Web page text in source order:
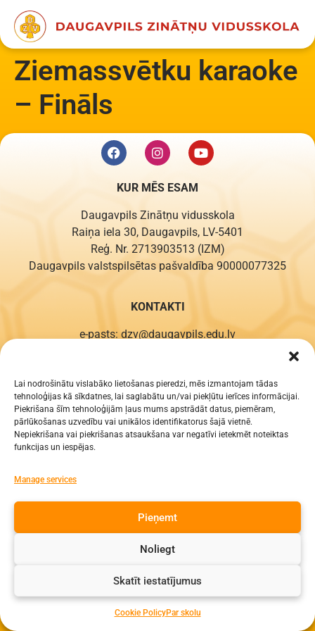
Lai nodrošinātu vislabāko lietošanas pieredzi, mēs izmantojam tādas
tehnoloģijas kā sīkdatnes, lai saglabātu un/vai piekļūtu ierīces informācijai.
Piekrišana šīm tehnoloģijām ļaus mums apstrādāt datus, piemēram,
pārlūkošanas uzvedību vai unikālos identifikatorus šajā vietnē.
Nepiekrišana vai piekrišanas atsaukšana var negatīvi ietekmēt noteiktas
funkcijas un iespējas.
Manage services
Pieņemt
Noliegt
Skatīt iestatījumus
Cookie PolicyPar skolu
content
Ziemassvētku karaoke
– Fināls
KUR MĒS ESAM
Daugavpils Zinātņu vidusskola
Raiņa iela 30, Daugavpils, LV-5401
Reģ. Nr. 2713903513 (IZM)
Daugavpils valstspilsētas pašvaldība 90000077325
KONTAKTI
e-pasts: dzv@daugavpils.edu.lv
Visas tiesības aizsargātas